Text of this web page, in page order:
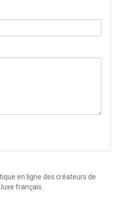
en ligne des créateurs de
français.